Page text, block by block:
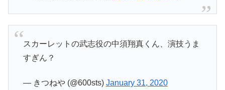
スカーレットの武志役の中須翔真くん、演技うま
すぎん？
— きつねや (@600sts) January 31, 2020